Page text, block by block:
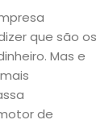
que são os
Mas e
de